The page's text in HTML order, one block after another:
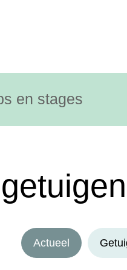
en stages
Actueel